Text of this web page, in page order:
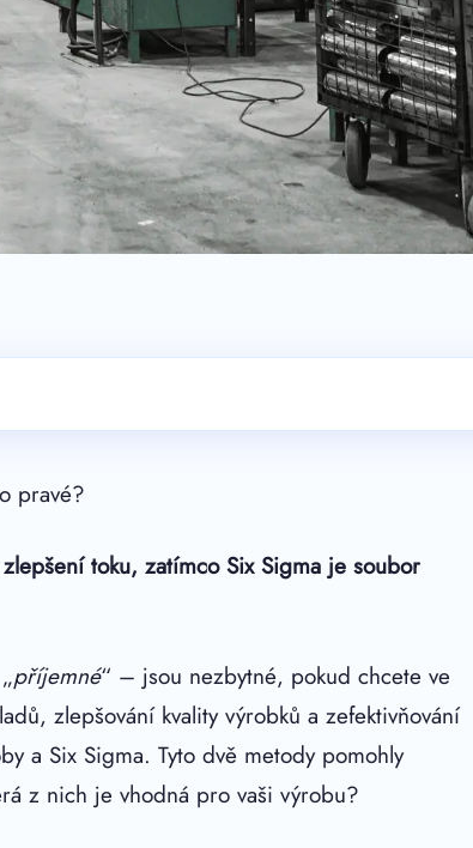
pravé?
toku, zatímco Six Sigma je soubor
příjemné“ – jsou nezbytné, pokud chcete ve
zlepšování kvality výrobků a zefektivňování
a Six Sigma. Tyto dvě metody pomohly
z nich je vhodná pro vaši výrobu?